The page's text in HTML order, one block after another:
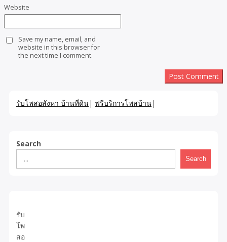
Website
Save my name, email, and
website in this browser for
the next time I comment.
รับโพสอสังหา บ้านที่ดิน| ฟรีบริการโพสบ้าน|
Search
Search
รับ
โพ
สอ